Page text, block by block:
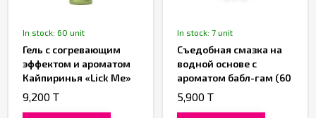
In stock: 60 unit
Гель с согревающим
эффектом и ароматом
Кайпиринья «Lick Me»
от «Intt» (50 ML)
9,200 T
In stock: 7 unit
Съедобная смазка на
водной основе с
ароматом бабл-гам (60
ML)
5,900 T